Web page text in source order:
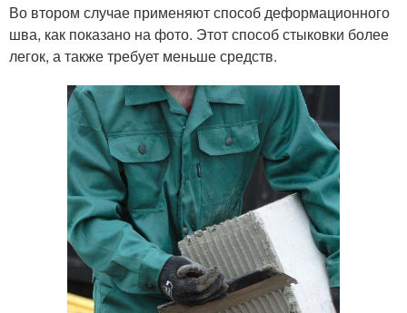
Во втором случае применяют способ деформационного
шва, как показано на фото. Этот способ стыковки более
легок, а также требует меньше средств.